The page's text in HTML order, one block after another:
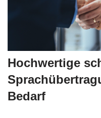
Hochwertige
Bedarf